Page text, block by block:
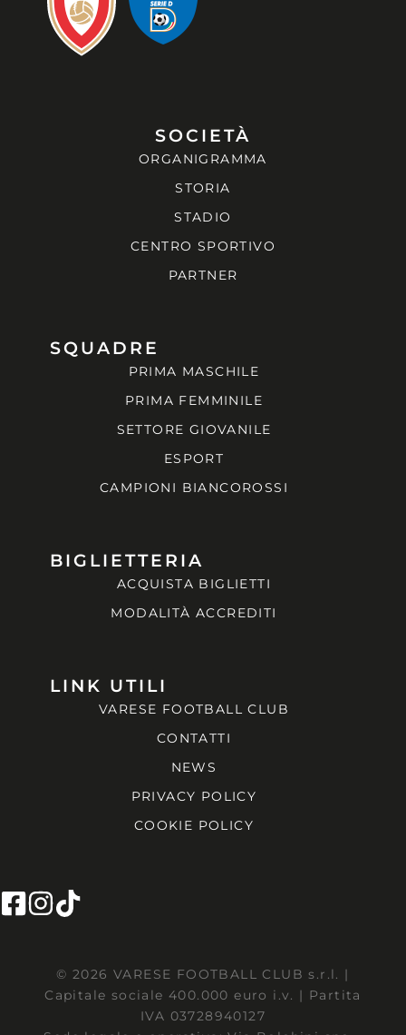
SOCIETÀ
ORGANIGRAMMA
STORIA
STADIO
CENTRO SPORTIVO
PARTNER
SQUADRE
PRIMA MASCHILE
PRIMA FEMMINILE
SETTORE GIOVANILE
ESPORT
CAMPIONI BIANCOROSSI
BIGLIETTERIA
ACQUISTA BIGLIETTI
MODALITÀ ACCREDITI
LINK UTILI
VARESE FOOTBALL CLUB
CONTATTI
NEWS
PRIVACY POLICY
COOKIE POLICY
© 2026 VARESE FOOTBALL CLUB s.r.l. |
Capitale sociale 400.000 euro i.v. | Partita
IVA 03728940127